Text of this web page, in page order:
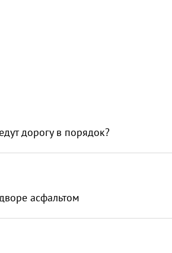
дорогу в порядок?
асфальтом